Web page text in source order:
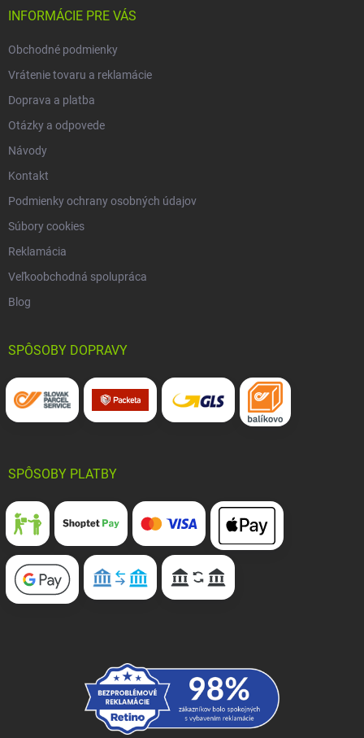
INFORMÁCIE PRE VÁS
Obchodné podmienky
Vrátenie tovaru a reklamácie
Doprava a platba
Otázky a odpovede
Návody
Kontakt
Podmienky ochrany osobných údajov
Súbory cookies
Reklamácia
Veľkoobchodná spolupráca
Blog
SPÔSOBY DOPRAVY
SPÔSOBY PLATBY